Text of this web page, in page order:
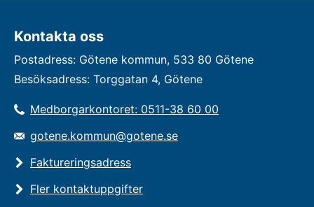
Kontakta oss
Postadress: Götene kommun, 533 80 Götene
Besöksadress: Torggatan 4, Götene
Medborgarkontoret: 0511-38 60 00
gotene.kommun@gotene.se
Faktureringsadress
Fler kontaktuppgifter